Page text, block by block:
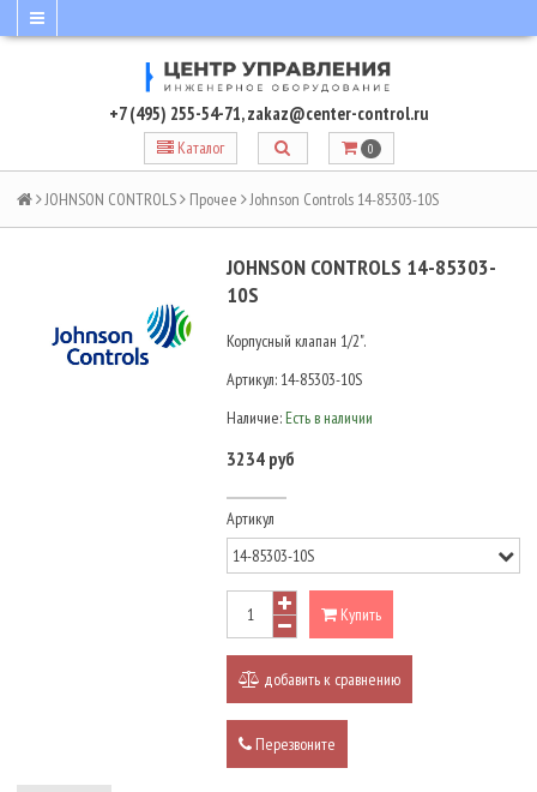
+7 (495) 255-54-71,zakaz@center-control.ru
Каталог 0
JOHNSON CONTROLS Прочее Johnson Controls 14-85303-10S
JOHNSON CONTROLS 14-85303-
10S
Корпусный клапан 1/2".
Артикул: 14-85303-10S
Наличие: Есть в наличии
3234 руб
Артикул
Купить
добавить к сравнению
Перезвоните